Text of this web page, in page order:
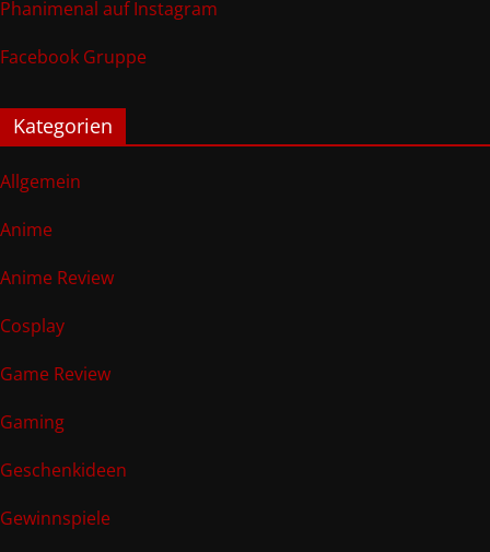
Phanimenal auf Instagram
Facebook Gruppe
Kategorien
Allgemein
Anime
Anime Review
Cosplay
Game Review
Gaming
Geschenkideen
Gewinnspiele